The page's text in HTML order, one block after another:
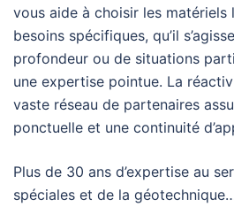
vous aide à choisir les matériels
besoins spécifiques, qu’il
profondeur ou de situations
une expertise pointue. La
vaste réseau de partenaires
ponctuelle et une continuité
Plus de 30 ans d’expertise au
spéciales et de la